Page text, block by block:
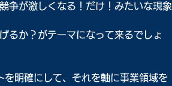
争が激しくなる！だけ！みたいな現象
るか？がテーマになって来るでしょ
明確にして、それを軸に事業領域を